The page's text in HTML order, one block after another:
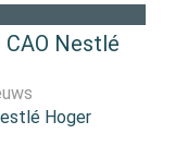
Nestlé
Hoger